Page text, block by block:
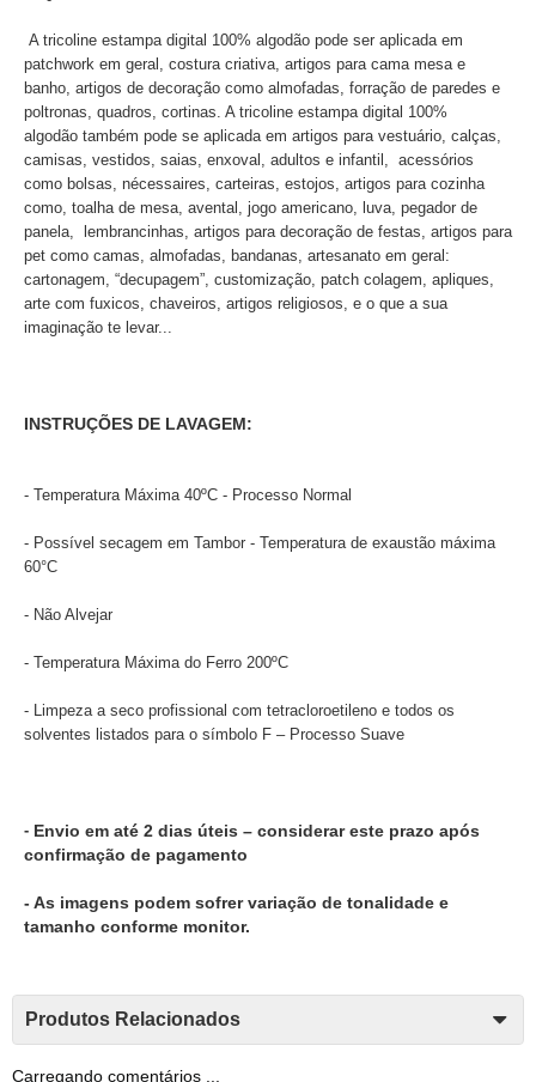
A tricoline estampa digital 100% algodão pode ser aplicada em
patchwork em geral, costura criativa, artigos para cama mesa e
banho, artigos de decoração como almofadas, forração de paredes e
poltronas, quadros, cortinas. A tricoline estampa digital 100%
algodão também pode se aplicada em artigos para vestuário, calças,
camisas, vestidos, saias, enxoval, adultos e infantil, acessórios
como bolsas, nécessaires, carteiras, estojos, artigos para cozinha
como, toalha de mesa, avental, jogo americano, luva, pegador de
panela, lembrancinhas, artigos para decoração de festas, artigos para
pet como camas, almofadas, bandanas, artesanato em geral:
cartonagem, “decupagem”, customização, patch colagem, apliques,
arte com fuxicos, chaveiros, artigos religiosos, e o que a sua
imaginação te levar...
INSTRUÇÕES DE LAVAGEM:
- Temperatura Máxima 40ºC - Processo Normal
- Possível secagem em Tambor - Temperatura de exaustão máxima
60°C
- Não Alvejar
- Temperatura Máxima do Ferro 200ºC
- Limpeza a seco profissional com tetracloroetileno e todos os
solventes listados para o símbolo F – Processo Suave
- Envio em até 2 dias úteis – considerar este prazo após
confirmação de pagamento
- As imagens podem sofrer variação de tonalidade e
tamanho conforme monitor.
Produtos Relacionados
Carregando comentários ...